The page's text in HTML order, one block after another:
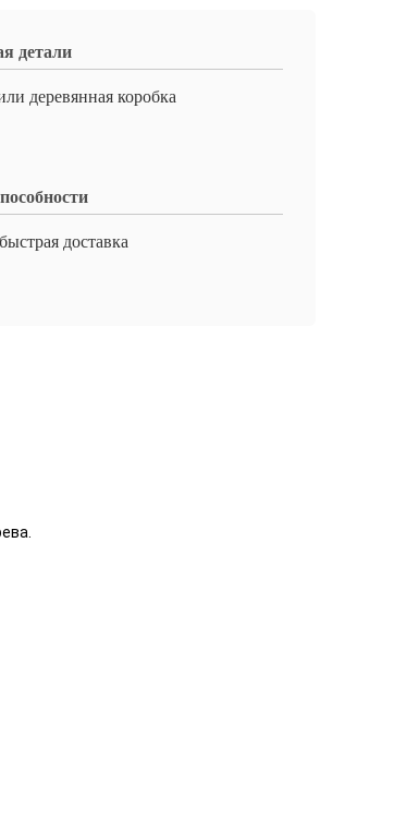
детали
деревянная коробка
доставка